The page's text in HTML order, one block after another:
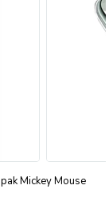
Mickey Mouse